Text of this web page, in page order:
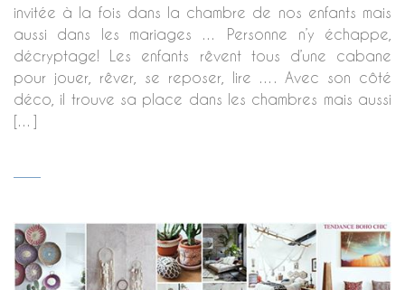
invitée à la fois dans la chambre de nos enfants mais
aussi dans les mariages … Personne n’y échappe,
décryptage! Les enfants rêvent tous d’une cabane
pour jouer, rêver, se reposer, lire …. Avec son côté
déco, il trouve sa place dans les chambres mais aussi
[…]